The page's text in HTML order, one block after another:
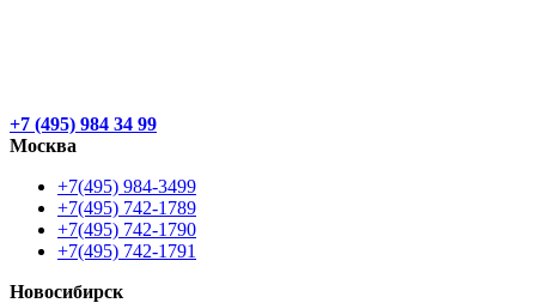
+7 (495) 984 34 99
Москва
+7(495) 984-3499
+7(495) 742-1789
+7(495) 742-1790
+7(495) 742-1791
Новосибирск